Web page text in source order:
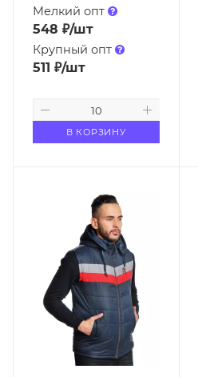
Мелкий опт
548 ₽/шт
Крупный опт
511 ₽/шт
В КОРЗИНУ